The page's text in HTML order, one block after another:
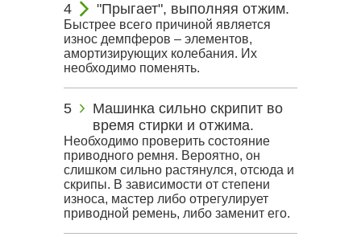
"Прыгает", выполняя отжим.
Быстрее всего причиной является
износ демпферов – элементов,
амортизирующих колебания. Их
необходимо поменять.
Машинка сильно скрипит во
время стирки и отжима.
Необходимо проверить состояние
приводного ремня. Вероятно, он
слишком сильно растянулся, отсюда и
скрипы. В зависимости от степени
износа, мастер либо отрегулирует
приводной ремень, либо заменит его.